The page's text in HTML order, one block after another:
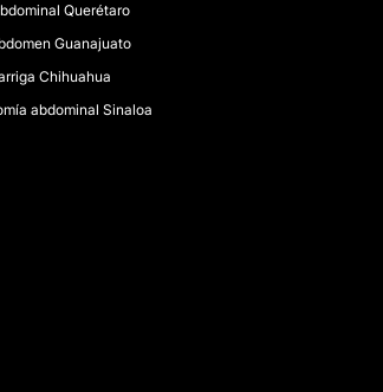
Querétaro
Guanajuato
Chihuahua
abdominal Sinaloa